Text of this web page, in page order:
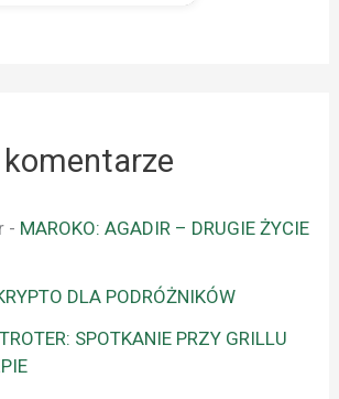
- MAROKO: AGADIR – DRUGIE ŻYCIE
DLA PODRÓŻNIKÓW
SPOTKANIE PRZY GRILLU